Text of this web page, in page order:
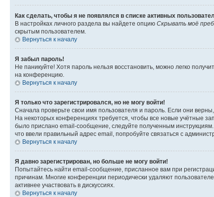
Как сделать, чтобы я не появлялся в списке активных
В настройках личного раздела вы найдете опцию Скрывать моё
скрытым пользователем.
Вернуться к началу
Я забыл пароль!
Не паникуйте! Хотя пароль нельзя восстановить, можно легко
на конференцию.
Вернуться к началу
Я только что зарегистрировался, но не могу войти!
Сначала проверьте свои имя пользователя и пароль. Если они
На некоторых конференциях требуется, чтобы все новые учётные
было прислано email-сообщение, следуйте полученным
что ввели правильный адрес email, попробуйте связаться с
Вернуться к началу
Я давно зарегистрирован, но больше не могу войти!
Попытайтесь найти email-сообщение, присланное вам при
причинам. Многие конференции периодически удаляют
активнее участвовать в дискуссиях.
Вернуться к началу